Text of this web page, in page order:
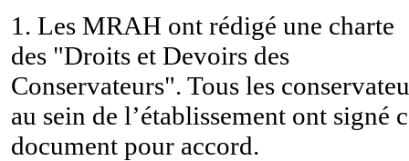
1. Les MRAH ont rédigé une charte
des "Droits et Devoirs des
Conservateurs". Tous les
au sein de l’établissement ont signé
document pour accord.